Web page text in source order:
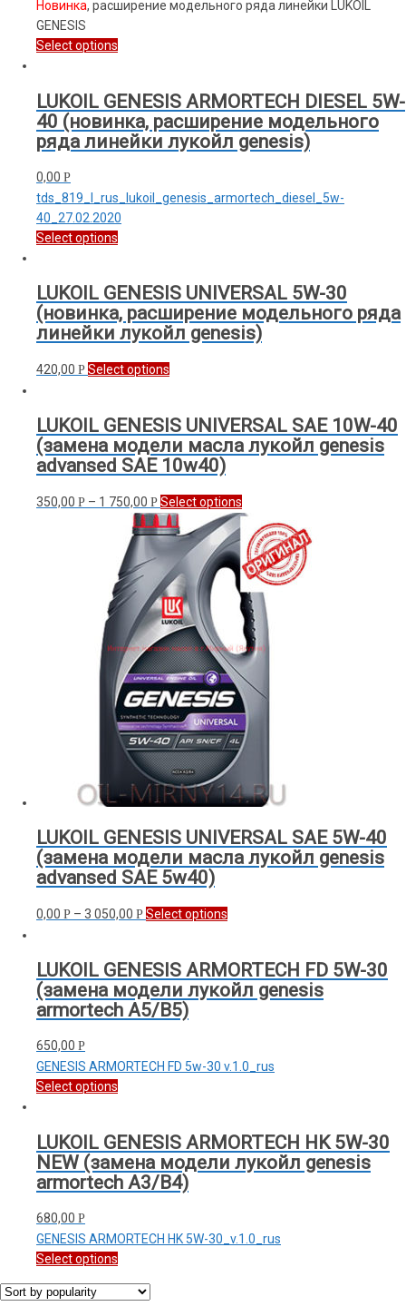
Новинка, расширение модельного ряда линейки LUKOIL
GENESIS
Select options
LUKOIL GENESIS ARMORTECH DIESEL 5W-
40 (новинка, расширение модельного
ряда линейки лукойл genesis)
0,00 Р
tds_819_l_rus_lukoil_genesis_armortech_diesel_5w-
40_27.02.2020
Select options
LUKOIL GENESIS UNIVERSAL 5W-30
(новинка, расширение модельного ряда
линейки лукойл genesis)
420,00 Р Select options
LUKOIL GENESIS UNIVERSAL SAE 10W-40
(замена модели масла лукойл genesis
advansed SAE 10w40)
350,00 Р – 1 750,00 Р Select options
LUKOIL GENESIS UNIVERSAL SAE 5W-40
(замена модели масла лукойл genesis
advansed SAE 5w40)
0,00 Р – 3 050,00 Р Select options
LUKOIL GENESIS ARMORTECH FD 5W-30
(замена модели лукойл genesis
armortech A5/B5)
650,00 Р
GENESIS ARMORTECH FD 5w-30 v.1.0_rus
Select options
LUKOIL GENESIS ARMORTECH HK 5W-30
NEW (замена модели лукойл genesis
armortech A3/B4)
680,00 Р
GENESIS ARMORTECH HK 5W-30_v.1.0_rus
Select options